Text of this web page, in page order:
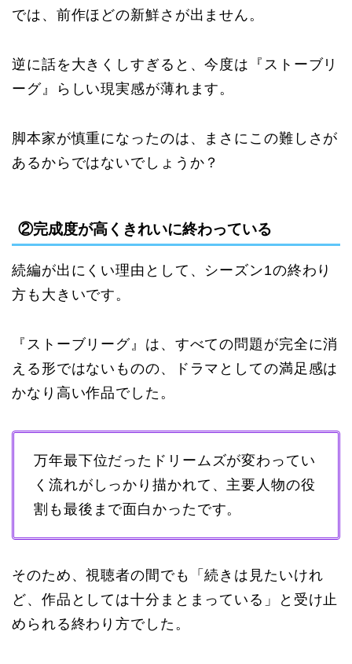
では、前作ほどの新鮮さが出ません。
逆に話を大きくしすぎると、今度は『ストーブリ
ーグ』らしい現実感が薄れます。
脚本家が慎重になったのは、まさにこの難しさが
あるからではないでしょうか？
②完成度が高くきれいに終わっている
続編が出にくい理由として、シーズン1の終わり
方も大きいです。
『ストーブリーグ』は、すべての問題が完全に消
える形ではないものの、ドラマとしての満足感は
かなり高い作品でした。
万年最下位だったドリームズが変わってい
く流れがしっかり描かれて、主要人物の役
割も最後まで面白かったです。
そのため、視聴者の間でも「続きは見たいけれ
ど、作品としては十分まとまっている」と受け止
められる終わり方でした。